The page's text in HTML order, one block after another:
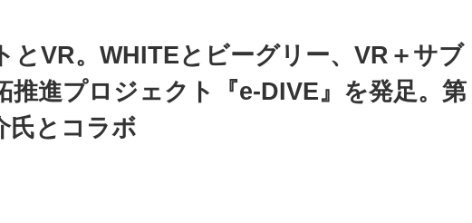
とVR。WHITEとビーグリー、VR＋サブ
推進プロジェクト『e-DIVE』を発足。第
氏とコラボ